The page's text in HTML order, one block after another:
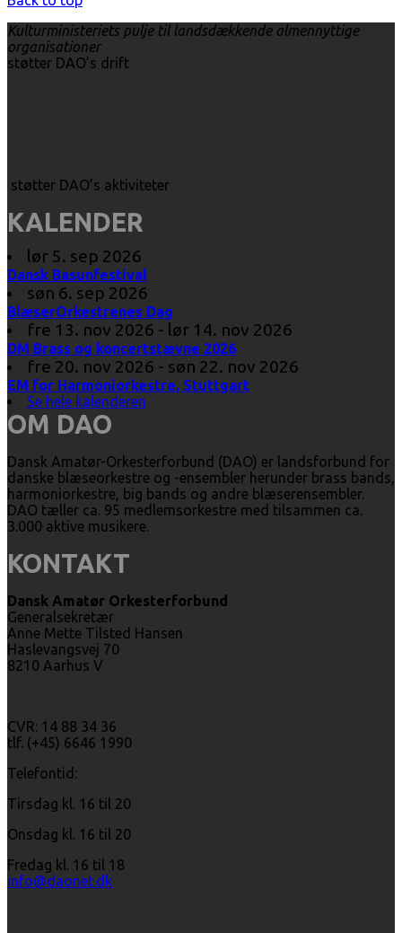
Kulturministeriets pulje til landsdækkende almennyttige
organisationer
støtter DAO’s drift
støtter DAO’s aktiviteter
KALENDER
lør 5. sep 2026
Dansk Basunfestival
søn 6. sep 2026
BlæserOrkestrenes Dag
fre 13. nov 2026 - lør 14. nov 2026
DM Brass og koncertstævne 2026
fre 20. nov 2026 - søn 22. nov 2026
EM for Harmoniorkestre, Stuttgart
Se hele kalenderen
OM DAO
Dansk Amatør-Orkesterforbund (DAO) er landsforbund for
danske blæseorkestre og -ensembler herunder brass bands,
harmoniorkestre, big bands og andre blæserensembler.
DAO tæller ca. 95 medlemsorkestre med tilsammen ca.
3.000 aktive musikere.
KONTAKT
Dansk Amatør Orkesterforbund
Generalsekretær
Anne Mette Tilsted Hansen
Haslevangsvej 70
8210 Aarhus V
CVR: 14 88 34 36
tlf. (+45) 6646 1990
Telefontid:
Tirsdag kl. 16 til 20
Onsdag kl. 16 til 20
Fredag kl. 16 til 18
info@daonet.dk